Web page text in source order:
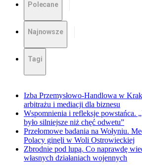
Polecane
Najnowsze
Tagi
Izba Przemysłowo-Handlowa w
arbitrażu i mediacji dla biznesu
Wspomnienia i refleksje powstańca.
było silniejsze niż chęć odwetu”
Przełomowe badania na Wołyniu.
Polacy ginęli w Woli Ostrowieckiej
Zbrodnie pod lupą. Co naprawdę
własnych działaniach wojennych